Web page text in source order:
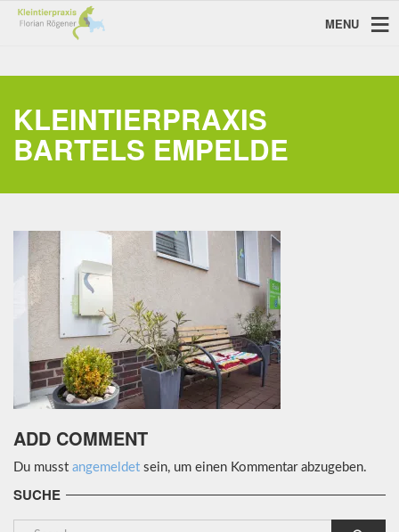
MENU
KLEINTIERPRAXIS
BARTELS EMPELDE
ADD COMMENT
Du musst angemeldet sein, um einen Kommentar abzugeben.
SUCHE